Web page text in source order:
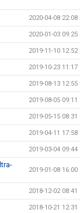
2020-04-08 22:08
2020-01-03 09:25
2019-11-10 12:52
2019-10-23 11:17
2019-08-13 12:55
2019-08-05 09:11
2019-05-15 08:31
2019-04-11 17:58
2019-03-04 09:44
2019-01-08 16:00
2018-12-02 08:41
2018-10-21 12:31